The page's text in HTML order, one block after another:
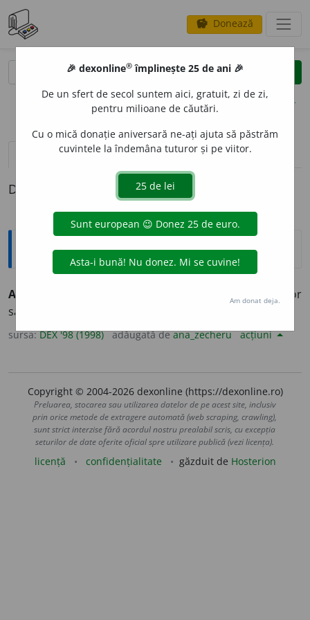
savings Donează
clear
opțiuni
definiții (1)
Definiția cu ID-ul 29677:
Explicative DEX
ANECDOT
(Rar) Autor
sau povestitor de anecdote. –
sursa:DEX '98 (1998) adăugată deana_zecheru acțiuni
Copyright © 2004-2026 dexonline (https://dexonline.ro)
Preluarea, stocarea sau utilizarea datelor de pe acest site, inclusiv
prin orice metode de extragere automată (web scraping, crawling),
sunt strict interzise fără acordul nostru prealabil scris, cu excepția
seturilor de date oferite oficial spre utilizare publică (vezi licența).
licență confidențialitate găzduit de Hosterion
🎉 dexonline® împlinește 25 de ani 🎉
De un sfert de secol suntem aici, gratuit, zi de zi,
pentru milioane de căutări.
Cu o mică donație aniversară ne-ați ajuta să păstrăm
cuvintele la îndemâna tuturor și pe viitor.
Am donat deja.